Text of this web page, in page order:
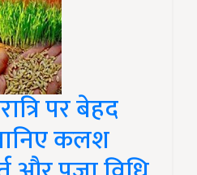
पर बेहद
कलश